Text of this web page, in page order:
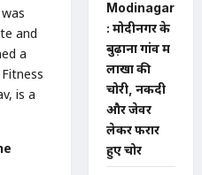
and
a
is a
Modinagar
: मोदीनगर के
बुढ़ाना गांव में
लाखों की
चोरी, नकदी
और जेवर
लेकर फरार
हुए चोर